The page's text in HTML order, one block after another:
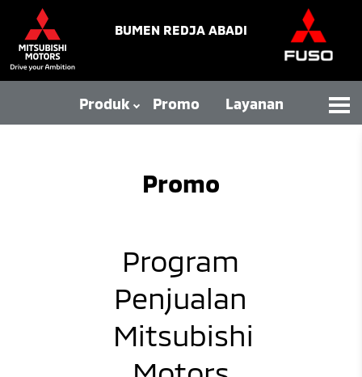
BUMEN REDJA ABADI
Produk Promo Layanan
Promo
Program
Penjualan
Mitsubishi